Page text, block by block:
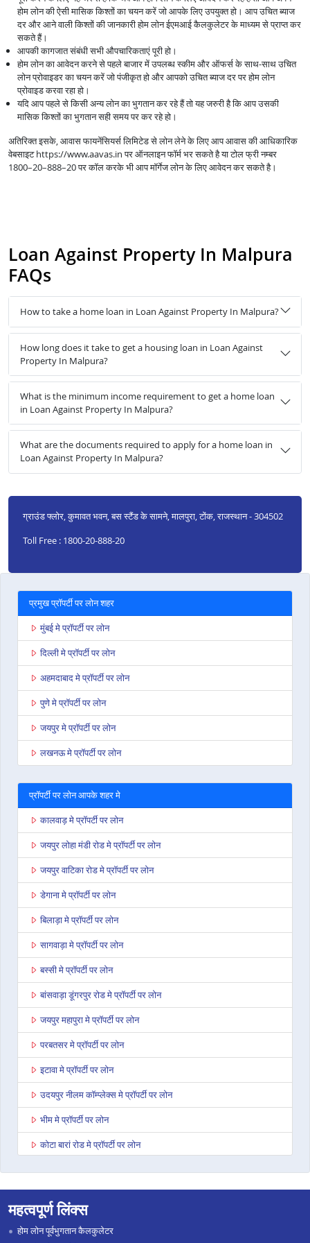
होम लोन की ऐसी मासिक किश्तों का चयन करें जो आपके लिए उपयुक्त हो। आप उचित ब्याज
दर और आने वाली किश्तों की जानकारी होम लोन ईएमआई कैलकुलेटर के माध्यम से प्राप्त कर
सकते हैं।
आपकी कागजात संबंधी सभी औपचारिकताएं पूरी हो।
होम लोन का आवेदन करने से पहले बाजार में उपलब्ध स्कीम और ऑफर्स के साथ-साथ उचित
लोन प्रोवाइडर का चयन करें जो पंजीकृत हो और आपको उचित ब्याज दर पर होम लोन
प्रोवाइड करवा रहा हो।
यदि आप पहले से किसी अन्य लोन का भुगतान कर रहे हैं तो यह जरुरी है कि आप उसकी
मासिक किश्तों का भुगतान सही समय पर कर रहे हो।
अतिरिक्त इसके, आवास फायनेंसियर्स लिमिटेड से लोन लेने के लिए आप आवास की आधिकारिक
वेबसाइट https://www.aavas.in पर ऑनलाइन फॉर्म भर सकते है या टोल फ्री नम्बर
1800–20–888–20 पर कॉल करके भी आप मॉर्गेज लोन के लिए आवेदन कर सकते है।
Loan Against Property In Malpura
FAQs
How to take a home loan in Loan Against Property In Malpura?
How long does it take to get a housing loan in Loan Against
Property In Malpura?
What is the minimum income requirement to get a home loan
in Loan Against Property In Malpura?
What are the documents required to apply for a home loan in
Loan Against Property In Malpura?
ग्राउंड फ्लोर, कुमावत भवन, बस स्टैंड के सामने, मालपुरा, टोंक, राजस्थान - 304502
Toll Free : 1800-20-888-20
प्रमुख प्रॉपर्टी पर लोन शहर
मुंबई मे प्रॉपर्टी पर लोन
दिल्ली मे प्रॉपर्टी पर लोन
अहमदाबाद मे प्रॉपर्टी पर लोन
पुणे मे प्रॉपर्टी पर लोन
जयपुर मे प्रॉपर्टी पर लोन
लखनऊ मे प्रॉपर्टी पर लोन
प्रॉपर्टी पर लोन आपके शहर मे
कालवाड़ मे प्रॉपर्टी पर लोन
जयपुर लोहा मंडी रोड मे प्रॉपर्टी पर लोन
जयपुर वाटिका रोड मे प्रॉपर्टी पर लोन
डेगाना मे प्रॉपर्टी पर लोन
बिलाड़ा मे प्रॉपर्टी पर लोन
सागवाड़ा मे प्रॉपर्टी पर लोन
बस्सी मे प्रॉपर्टी पर लोन
बांसवाड़ा डूंगरपुर रोड मे प्रॉपर्टी पर लोन
जयपुर महापुरा मे प्रॉपर्टी पर लोन
परबतसर मे प्रॉपर्टी पर लोन
इटावा मे प्रॉपर्टी पर लोन
उदयपुर नीलम कॉम्प्लेक्स मे प्रॉपर्टी पर लोन
भीम मे प्रॉपर्टी पर लोन
कोटा बारां रोड मे प्रॉपर्टी पर लोन
जोधपुर पाओटा मे प्रॉपर्टी पर लोन
महत्वपूर्ण लिंक्स
होम लोन पूर्वभुगतान कैलकुलेटर